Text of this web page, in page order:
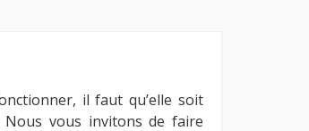
il faut qu’elle soit
vous invitons de faire